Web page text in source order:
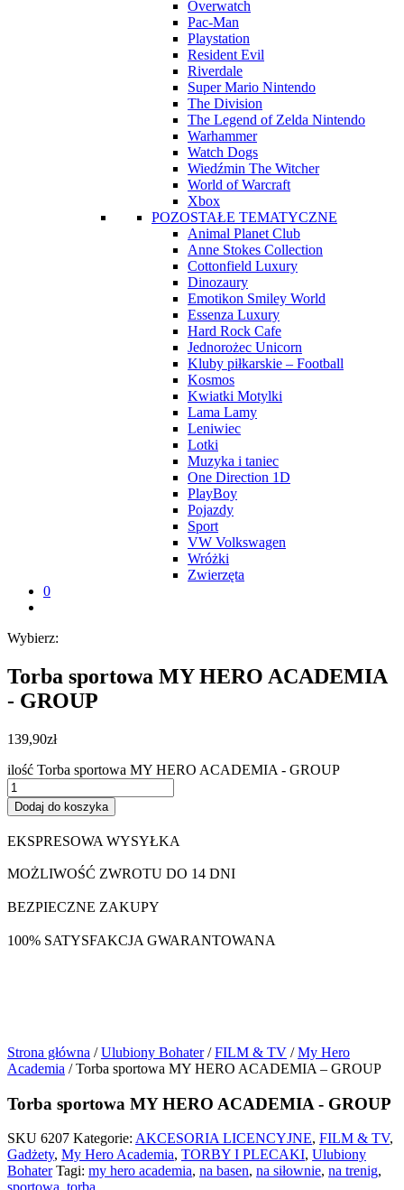
Overwatch
Pac-Man
Playstation
Resident Evil
Riverdale
Super Mario Nintendo
The Division
The Legend of Zelda Nintendo
Warhammer
Watch Dogs
Wiedźmin The Witcher
World of Warcraft
Xbox
POZOSTAŁE TEMATYCZNE
Animal Planet Club
Anne Stokes Collection
Cottonfield Luxury
Dinozaury
Emotikon Smiley World
Essenza Luxury
Hard Rock Cafe
Jednorożec Unicorn
Kluby piłkarskie – Football
Kosmos
Kwiatki Motylki
Lama Lamy
Leniwiec
Lotki
Muzyka i taniec
One Direction 1D
PlayBoy
Pojazdy
Sport
VW Volkswagen
Wróżki
Zwierzęta
0
Wybierz:
Torba sportowa MY HERO ACADEMIA
- GROUP
139,90zł
ilość Torba sportowa MY HERO ACADEMIA - GROUP
Dodaj do koszyka
EKSPRESOWA WYSYŁKA
MOŻLIWOŚĆ ZWROTU DO 14 DNI
BEZPIECZNE ZAKUPY
100% SATYSFAKCJA GWARANTOWANA
Strona główna /Ulubiony Bohater/FILM & TV /My Hero
Academia / Torba sportowa MY HERO ACADEMIA – GROUP
Torba sportowa MY HERO ACADEMIA - GROUP
SKU 6207 Kategorie: AKCESORIA LICENCYJNE, FILM & TV,
Gadżety, My Hero Academia, TORBY I PLECAKI, Ulubiony
Bohater Tagi: my hero academia, na basen, na siłownie, na trenig,